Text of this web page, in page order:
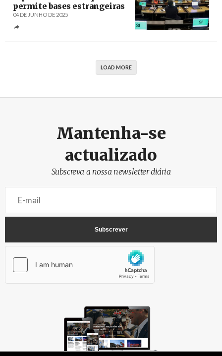
permite bases estrangeiras
04 DE JUNHO DE 2025
LOAD MORE
Mantenha-se
actualizado
Subscreva a nossa newsletter diária